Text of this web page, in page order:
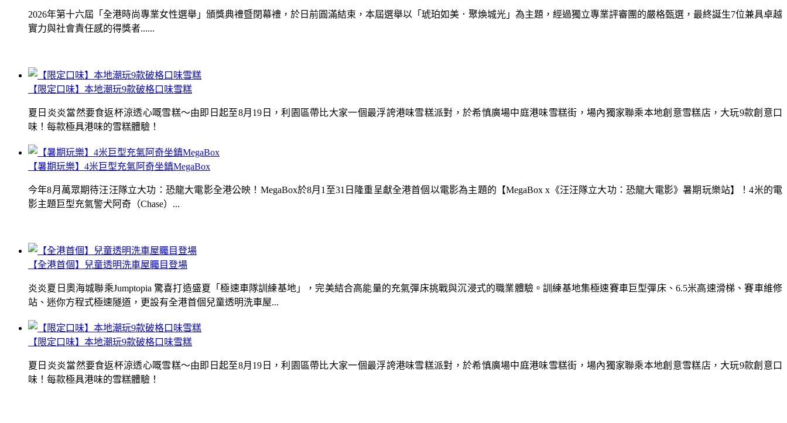
【限定口味】本地潮玩9款破格口味雪糕
夏日炎炎當然要食返杯涼透心嘅雪糕～由即日起至8月19日，利園區帶比大家一個最浮誇港味雪糕派對，於希慎廣場中庭港味雪糕街，場內獨家聯乘本地創意雪糕店，大玩9款創意口
味！每款極具港味的雪糕體驗！
【全港首個】兒童透明洗車屋矚目登場
炎炎夏日奧海城聯乘Jumptopia 驚喜打造盛夏「極速車隊訓練基地」，完美結合高能量的充氣彈床挑戰與沉浸式的職業體驗。訓練基地集極速賽車巨型彈床、6.5米高速滑梯、賽車維修
站、迷你方程式極速隧道，更設有全港首個兒童透明洗車屋...
2026年第十六屆「全港時尚專業女性選舉」頒獎典禮暨閉幕禮，於日前圓滿結束，本屆選舉以「琥珀如美．聚煥城光」為主題，經過獨立專業評審團的嚴格甄選，最終誕生7位兼具卓越
實力與社會責任感的得獎者......
【暑期玩樂】4米巨型充氣阿奇坐鎮MegaBox
今年8月萬眾期待汪汪隊立大功：恐龍大電影全港公映！MegaBox於8月1至31日隆重呈獻全港首個以電影為主題的【MegaBox x《汪汪隊立大功：恐龍大電影》暑期玩樂站】！4米的電
影主題巨型充氣警犬阿奇（Chase）...
【限定口味】本地潮玩9款破格口味雪糕
夏日炎炎當然要食返杯涼透心嘅雪糕～由即日起至8月19日，利園區帶比大家一個最浮誇港味雪糕派對，於希慎廣場中庭港味雪糕街，場內獨家聯乘本地創意雪糕店，大玩9款創意口
味！每款極具港味的雪糕體驗！